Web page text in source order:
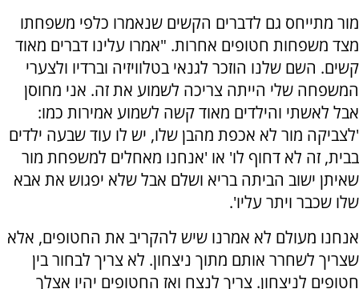
מור מתייחס גם לדברים הקשים שנאמרו כלפי משפחתו
מצד משפחות חטופים אחרות. "אמרו עלינו דברים מאוד
קשים. השם שלנו הוזכר לגנאי בטלוויזיה וברדיו ולצערי
המשפחה שלי הייתה צריכה לשמוע את זה. אני מחוסן
אבל לאשתי והילדים מאוד קשה לשמוע אמירות כמו:
'לצביקה מור לא אכפת מהבן שלו, יש לו עוד שבעה ילדים
בבית, זה לא דחוף לו' או 'אנחנו מאחלים למשפחת מור
שאיתן ישוב הביתה בריא ושלם אבל שלא יפגוש את אבא
שלו שכבר ויתר עליו'.
אנחנו מעולם לא אמרנו שיש להקריב את החטופים, אלא
שצריך לשחרר אותם מתוך ניצחון. לא צריך לבחור בין
חטופים לניצחון. צריך לנצח ואז החטופים יהיו אצלך